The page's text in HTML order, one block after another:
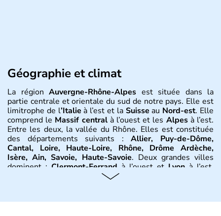
Géographie et climat
La région Auvergne-Rhône-Alpes est située dans la
partie centrale et orientale du sud de notre pays. Elle est
limitrophe de l’Italie à l’est et la Suisse au Nord-est. Elle
comprend le Massif centralà l’ouest et les Alpesà l’est.
Entre les deux, la vallée du Rhône. Elles est constituée
des départements suivants :Allier, Puy-de-Dôme,
Cantal, Loire, Haute-Loire, Rhône, Drôme Ardèche,
Isère, Ain, Savoie, Haute-Savoie. Deux grandes villes
dominent : Clermont-Ferrand à l’ouest et Lyon à l’est.
D’autres villes ont une réelle importance dans la région
exemple. La région est bordée au Nord-Est par le climat